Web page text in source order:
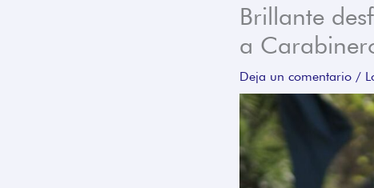
Brillante
a
Deja un comentario /